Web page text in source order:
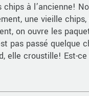
chips à l’ancienne!
une vieille
on ouvre les
pas passé quelque
elle croustille! Est-